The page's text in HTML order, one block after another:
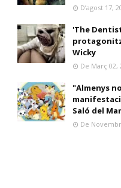
D’agost 17,
'The
Wicky
De Març 02,
"Almenys
Saló del
De